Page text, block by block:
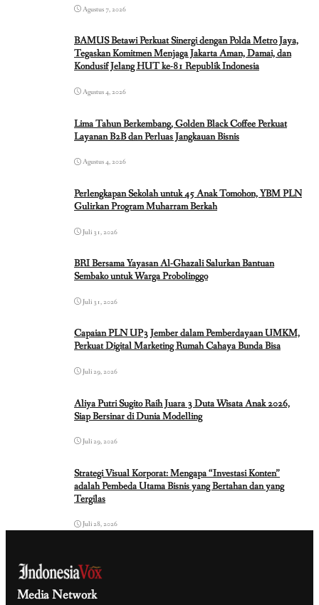
Agustus 7, 2026
BAMUS Betawi Perkuat Sinergi dengan Polda Metro Jaya,
Tegaskan Komitmen Menjaga Jakarta Aman, Damai, dan
Kondusif Jelang HUT ke-81 Republik Indonesia
Agustus 4, 2026
Lima Tahun Berkembang, Golden Black Coffee Perkuat
Layanan B2B dan Perluas Jangkauan Bisnis
Agustus 4, 2026
Perlengkapan Sekolah untuk 45 Anak Tomohon, YBM PLN
Gulirkan Program Muharram Berkah
Juli 31, 2026
BRI Bersama Yayasan Al-Ghazali Salurkan Bantuan
Sembako untuk Warga Probolinggo
Juli 31, 2026
Capaian PLN UP3 Jember dalam Pemberdayaan UMKM,
Perkuat Digital Marketing Rumah Cahaya Bunda Bisa
Juli 29, 2026
Aliya Putri Sugito Raih Juara 3 Duta Wisata Anak 2026,
Siap Bersinar di Dunia Modelling
Juli 29, 2026
Strategi Visual Korporat: Mengapa “Investasi Konten”
adalah Pembeda Utama Bisnis yang Bertahan dan yang
Tergilas
Juli 28, 2026
Media Network